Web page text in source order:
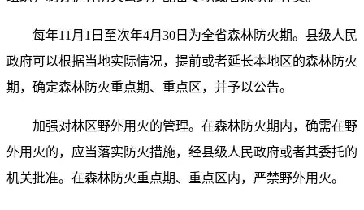
每年11月1日至次年4月30日为全省森林防火期。县级人民
政府可以根据当地实际情况，提前或者延长本地区的森林防火
期，确定森林防火重点期、重点区，并予以公告。
加强对林区野外用火的管理。在森林防火期内，确需在野
外用火的，应当落实防火措施，经县级人民政府或者其委托的
机关批准。在森林防火重点期、重点区内，严禁野外用火。